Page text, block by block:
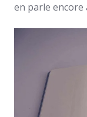
en parle encore